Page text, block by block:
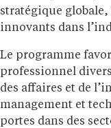
stratégique
innovants dans
Le programme
professionnel
des affaires et de
management et
portes dans des